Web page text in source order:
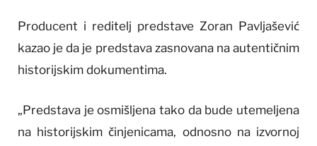
Producent i reditelj predstave Zoran Pavljašević
kazao je da je predstava zasnovana na autentičnim
historijskim dokumentima.
„Predstava je osmišljena tako da bude utemeljena
na historijskim činjenicama, odnosno na izvornoj